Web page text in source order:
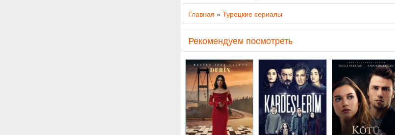
Главная » Турецкие сериалы
Рекомендуем посмотреть